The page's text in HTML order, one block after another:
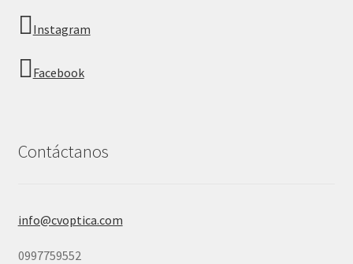
Instagram
Facebook
Contáctanos
info@cvoptica.com
0997759552